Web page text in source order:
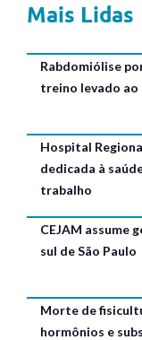
Mais Lidas
Rabdomiólise
treino levado
Hospital
dedicada à
trabalho
CEJAM assume
sul de São Paulo
Morte de
hormônios e